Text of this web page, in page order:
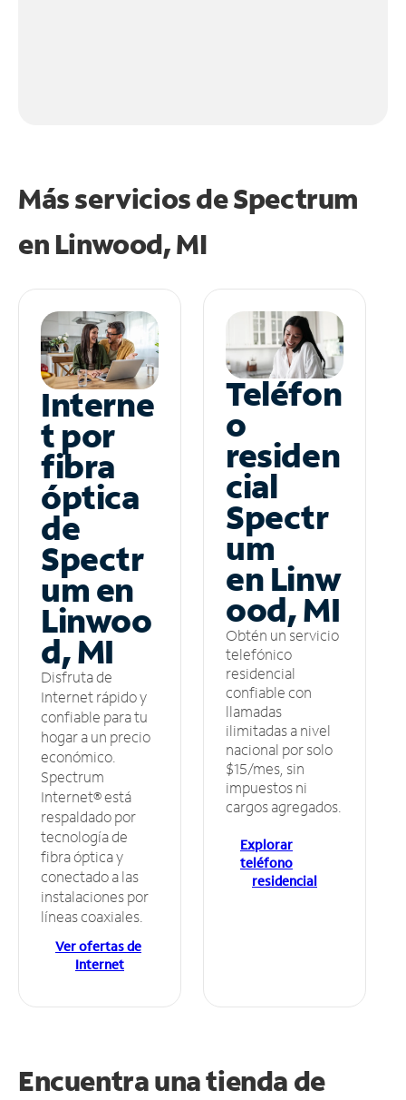
Más servicios de Spectrum
en Linwood, MI
Interne
t por
fibra
óptica
de
Spectr
um en
Linwoo
d, MI
Disfruta de
Internet rápido y
confiable para tu
hogar a un precio
económico.
Spectrum
Internet® está
respaldado por
tecnología de
fibra óptica y
conectado a las
instalaciones por
líneas coaxiales.
Ver ofertas de
Internet
Teléfon
o
residen
cial
Spectr
um
en Linw
ood, MI
Obtén un servicio
telefónico
residencial
confiable con
llamadas
ilimitadas a nivel
nacional por solo
$15/mes, sin
impuestos ni
cargos agregados.
Explorar
teléfono
residencial
Encuentra una tienda de